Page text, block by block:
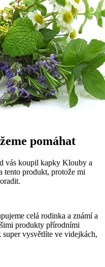
pomáhat
vás koupil kapky Klouby a
tento produkt, protože mi
celá rodinka a známí a
produkty přírodními
vysvětlíte ve videjkách,